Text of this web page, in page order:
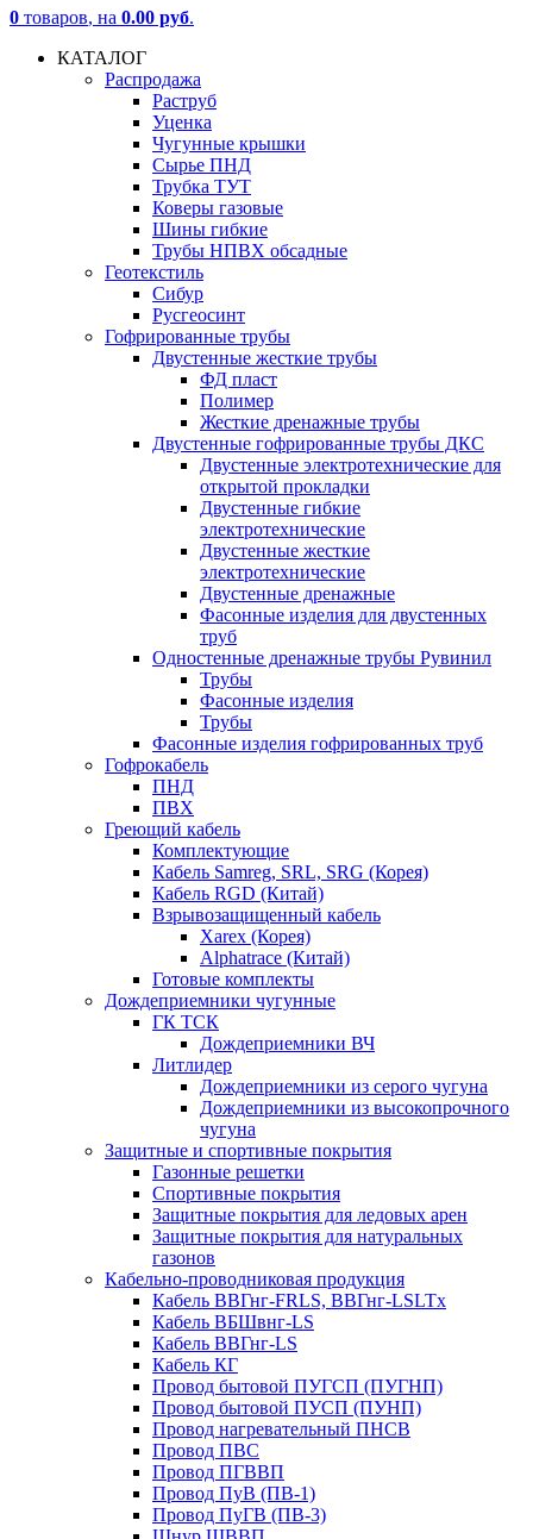
0 товаров, на 0.00 руб.
КАТАЛОГ
Распродажа
Раструб
Уценка
Чугунные крышки
Сырье ПНД
Трубка ТУТ
Коверы газовые
Шины гибкие
Трубы НПВХ обсадные
Геотекстиль
Сибур
Русгеосинт
Гофрированные трубы
Двустенные жесткие трубы
ФД пласт
Полимер
Жесткие дренажные трубы
Двустенные гофрированные трубы ДКС
Двустенные электротехнические для
открытой прокладки
Двустенные гибкие
электротехнические
Двустенные жесткие
электротехнические
Двустенные дренажные
Фасонные изделия для двустенных
труб
Одностенные дренажные трубы Рувинил
Трубы
Фасонные изделия
Трубы
Фасонные изделия гофрированных труб
Гофрокабель
ПНД
ПВХ
Греющий кабель
Комплектующие
Кабель Samreg, SRL, SRG (Корея)
Кабель RGD (Китай)
Взрывозащищенный кабель
Xarex (Корея)
Alphatrace (Китай)
Готовые комплекты
Дождеприемники чугунные
ГК ТСК
Дождеприемники ВЧ
Литлидер
Дождеприемники из серого чугуна
Дождеприемники из высокопрочного
чугуна
Защитные и спортивные покрытия
Газонные решетки
Спортивные покрытия
Защитные покрытия для ледовых арен
Защитные покрытия для натуральных
газонов
Кабельно-проводниковая продукция
Кабель ВВГнг-FRLS, ВВГнг-LSLTx
Кабель ВБШвнг-LS
Кабель ВВГнг-LS
Кабель КГ
Провод бытовой ПУГСП (ПУГНП)
Провод бытовой ПУСП (ПУНП)
Провод нагревательный ПНСВ
Провод ПВС
Провод ПГВВП
Провод ПуВ (ПВ-1)
Провод ПуГВ (ПВ-3)